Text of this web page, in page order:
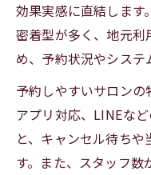
効果実感に直結します
密着型が多く、地元
め、予約状況やシス
予約しやすいサロンの
アプリ対応、LINEな
と、キャンセル待ち
す。また、スタッフ